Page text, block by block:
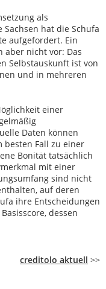
als
hat die Schufa
aufgefordert. Ein
aber nicht vor: Das
Selbstauskunft ist von
und in mehreren
einer
Daten können
besten Fall zu einer
Bonität tatsächlich
mit einer
sind nicht
auf deren
ihre Entscheidungen
dessen
creditolo aktuell >>